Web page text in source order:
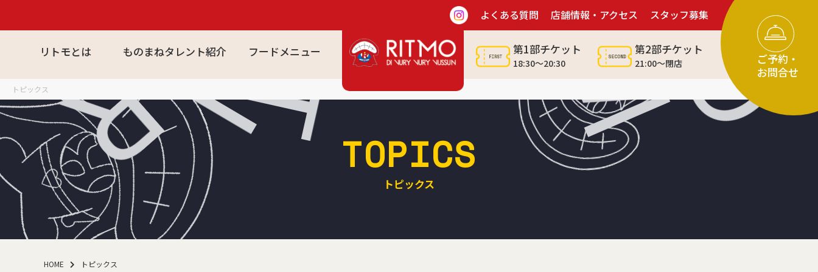
よくある質問 店舗情報・アクセス スタッフ募集
リトモとは ものまねタレント紹介 フードメニュー 第1部チケット
18:30～20:30
第2部チケット
21:00～閉店
ご予約・
お問合せ
トピックス
TOPICS
トピックス
RI
T M
HOME トピックス